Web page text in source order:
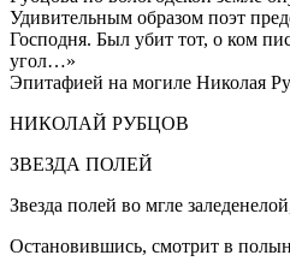
Удивительным образом поэт
Господня. Был убит тот, о ком
угол…»
Эпитафией на могиле Николая
НИКОЛАЙ РУБЦОВ
ЗВЕЗДА ПОЛЕЙ
Звезда полей во мгле
Остановившись, смотрит в